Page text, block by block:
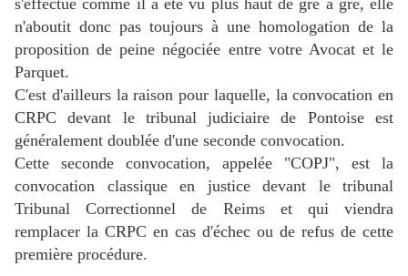
s'effectue comme il a été vu plus haut de gré à gré, elle
n'aboutit donc pas toujours à une homologation de la
proposition de peine négociée entre votre Avocat et le
Parquet.
C'est d'ailleurs la raison pour laquelle, la convocation en
CRPC devant le tribunal judiciaire de Pontoise est
généralement doublée d'une seconde convocation.
Cette seconde convocation, appelée "COPJ", est la
convocation classique en justice devant le tribunal
Tribunal Correctionnel de Reims et qui viendra
remplacer la CRPC en cas d'échec ou de refus de cette
première procédure.